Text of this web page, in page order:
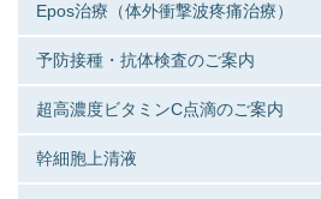
Epos治療（体外衝撃波疼痛治療）
予防接種・抗体検査のご案内
超高濃度ビタミンC点滴のご案内
幹細胞上清液